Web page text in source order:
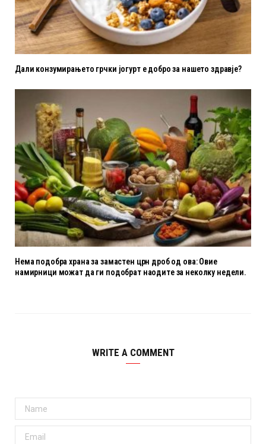
Дали конзумирањето грчки јогурт е добро за нашето здравје?
Нема подобра храна за замастен црн дроб од ова: Овие
намирници можат да ги подобрат наодите за неколку недели.
WRITE A COMMENT